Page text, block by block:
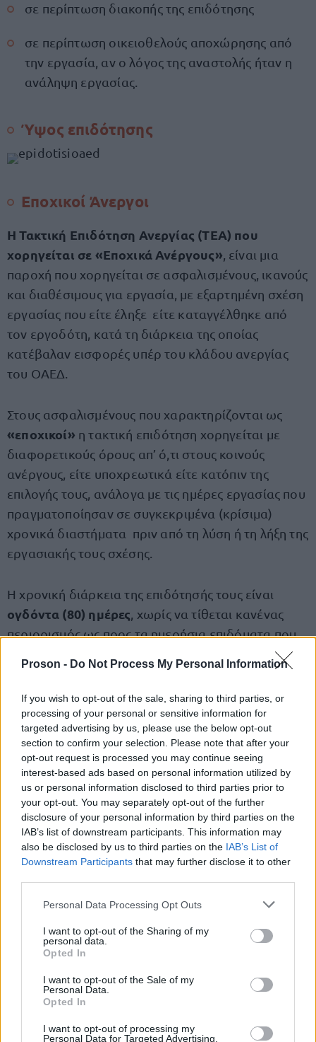
Proson - Do Not Process My Personal Information
If you wish to opt-out of the sale, sharing to third parties, or
processing of your personal or sensitive information for
targeted advertising by us, please use the below opt-out
section to confirm your selection. Please note that after your
opt-out request is processed you may continue seeing
interest-based ads based on personal information utilized by
us or personal information disclosed to third parties prior to
your opt-out. You may separately opt-out of the further
disclosure of your personal information by third parties on the
IAB’s list of downstream participants. This information may
also be disclosed by us to third parties on the IAB’s List of
Downstream Participants that may further disclose it to other
Please note that this website/app uses one or more Google
not limited to your visit or usage behaviour. You may click to
grant or deny consent to Google and its third-party tags to
use your data for below specified purposes in below Google
consent section.
Personal Data Processing Opt Outs
I want to opt-out of the Sharing of my
personal data.
Opted In
I want to opt-out of the Sale of my
Personal Data.
Opted In
I want to opt-out of processing my
Personal Data for Targeted Advertising.
σε περίπτωση διακοπής της επιδότησης
σε περίπτωση οικειοθελούς αποχώρησης από
την εργασία, αν ο λόγος της αναστολής ήταν η
ανάληψη εργασίας.
Ύψος επιδότησης
Εποχικοί Άνεργοι
Η Τακτική Επιδότηση Ανεργίας (ΤΕΑ) που
χορηγείται σε «Εποχικά Ανέργους» , είναι μια
παροχή που χορηγείται σε ασφαλισμένους, ικανούς
και διαθέσιμους για εργασία, με εξαρτημένη σχέση
εργασίας που είτε έληξε είτε καταγγέλθηκε από
τον εργοδότη, κατά τη διάρκεια της οποίας
κατέβαλαν εισφορές υπέρ του κλάδου ανεργίας
του ΟΑΕΔ.
Στους ασφαλισμένους που χαρακτηρίζονται ως
«εποχικοί» η τακτική επιδότηση χορηγείται με
διαφορετικούς όρους απ’ ό,τι στους κοινούς
ανέργους, είτε υποχρεωτικά είτε κατόπιν της
επιλογής τους, ανάλογα με τις ημέρες εργασίας που
πραγματοποίησαν σε συγκεκριμένα (κρίσιμα)
χρονικά διαστήματα πριν από τη λύση ή τη λήξη της
εργασιακής τους σχέσης.
Η χρονική διάρκεια της επιδότησής τους είναι
ογδόντα (80) ημέρες , χωρίς να τίθεται κανένας
περιορισμός ως προς τα ημερήσια επιδόματα που
έλαβαν κατά την προηγούμενη από την έναρξη της
επιδότησης τετραετία στην περίπτωση αυτή.
Αν κατά τη διάρκεια της επιδότησης οι δικαιούχοι
χάσουν την ιδιότητα του ανέργου (π.χ. λόγω
πρόσληψης, ασθένειας, στράτευσης κ.ο.κ.), η
επιδότηση σταματά προσωρινά (αναστέλλεται),
ενώ είναι δυνατόν να συνεχιστεί και πάλι υπό
πρoϋποθέσεις.
Ποιοι θεωρούνται «εποχικοί»
υποχρεώσεις, η μη τήρηση των οποίων μπορεί να
οδηγήσει σεοριστική διακοπή της επιδότησής
Ως εποχικοί επιδοτούνται οι ασφαλισμένοι που
λειτουργούνεποχικά για μία ή δύο σαιζόν . Για να